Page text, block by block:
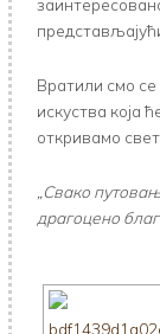
Вратили смо
искуства која
откривамо свет
„Свако
драгоцено